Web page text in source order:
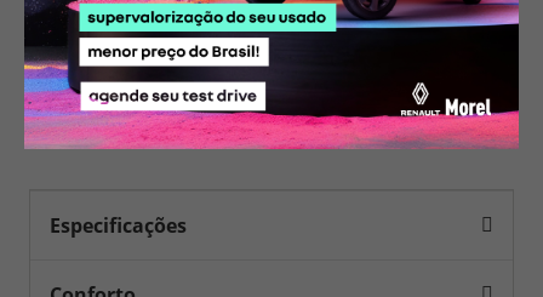
Conheça oRenault Renault
Boreal Evolution AT 1.3Turbo
Automáticoem cada detalhe
Especificações